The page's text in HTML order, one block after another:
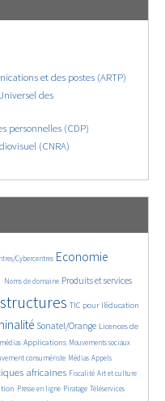
et des postes (ARTP)
des
personnelles (CDP)
(CNRA)
Cybercentres Economie
Noms de domaine Produits et services
TIC pour l’éducation
Sonatel/Orange Licences de
Applications Mouvements sociaux
consumériste Médias Appels
africaines Fiscalité Art et culture
Presse en ligne Piratage Téléservices